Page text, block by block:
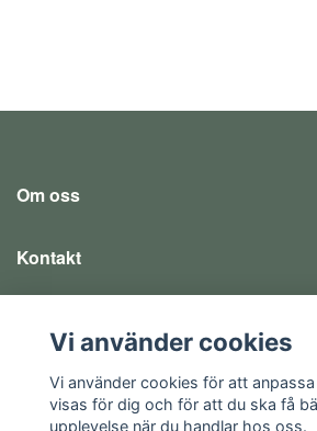
Om oss
Kontakt
Sociala medier
Vi använder cookies
Vi använder cookies för att
visas för dig och för att du ska få
upplevelse när du handlar hos oss.